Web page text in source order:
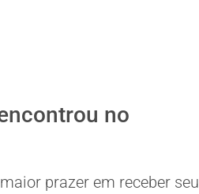
no
prazer em receber seu